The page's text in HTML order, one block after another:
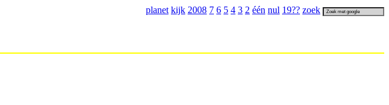
planet kijk 2008 7 6 5 4 3 2 één nul 19?? zoek